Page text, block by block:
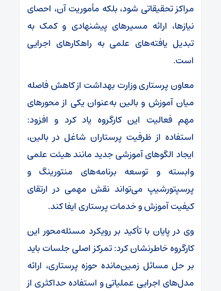
مراکز تحقیقاتی شود، بلکه مأموریت آن، احصای
نیازها، ارائه مسیرهای پیشنهادی و کمک به
تبدیل یافته‌های علمی به راهکارهای اجرایی
است.
معاون پرستاری وزارت بهداشت از کاهش فاصله
میان آموزش و بالین به‌عنوان یکی از محورهای
مهم فعالیت این کارگروه یاد کرد و افزود:
استفاده از ظرفیت پرستاران شاغل در بالین،
ایجاد الگوهای آموزشی جدید مانند هیئت علمی
وابسته و توسعه برنامه‌های منتورینگ و
پرسپتورشیپ می‌تواند نقش مهمی در ارتقای
کیفیت آموزش و خدمات پرستاری ایفا کند.
وی در پایان با تأکید بر رویکرد مسئله‌محور این
کارگروه خاطرنشان کرد: تمرکز اصلی جلسات باید
بر حل مسائل زمین‌مانده حوزه پرستاری، ارائه
مدل‌های اجرایی عملیاتی و استفاده حداکثری از